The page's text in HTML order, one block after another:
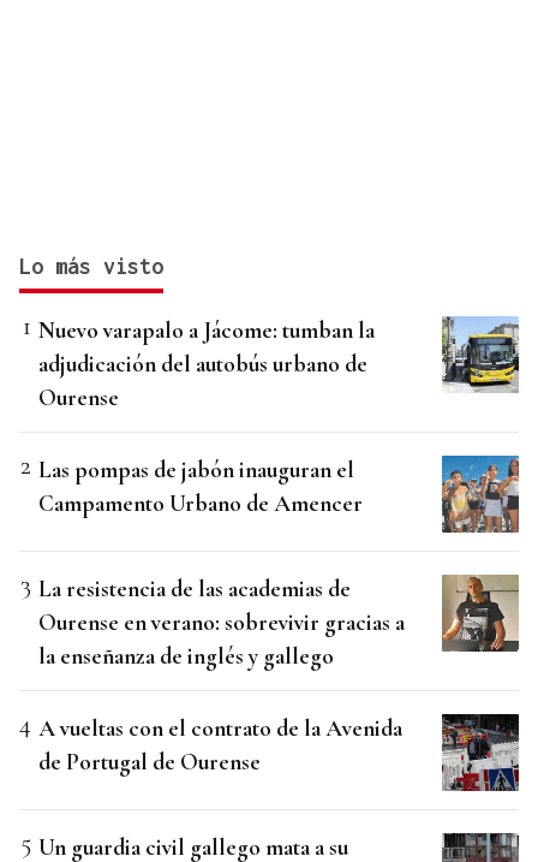
Lo más visto
Nuevo varapalo a Jácome: tumban la
adjudicación del autobús urbano de
Ourense
Las pompas de jabón inauguran el
Campamento Urbano de Amencer
La resistencia de las academias de
Ourense en verano: sobrevivir gracias a
la enseñanza de inglés y gallego
A vueltas con el contrato de la Avenida
de Portugal de Ourense
Un guardia civil gallego mata a su